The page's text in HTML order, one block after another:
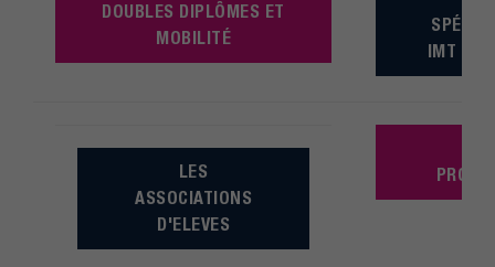
DOUBLES DIPLÔMES ET
MOBILITÉ
IMT
LES
ASSOCIATIONS
D'ELEVES